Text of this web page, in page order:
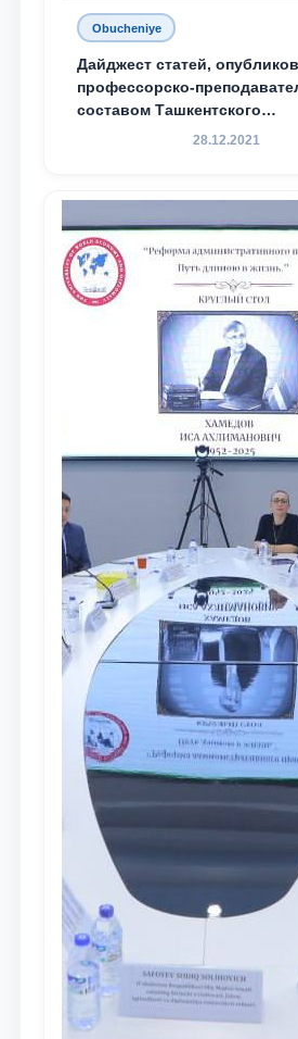
Obucheniye
Дайджест статей,
профессорско-
составом Ташкентского
государственного
доведения до
сообщества результатов
исследований в сфере
противодействия коррупции
28.12.2021